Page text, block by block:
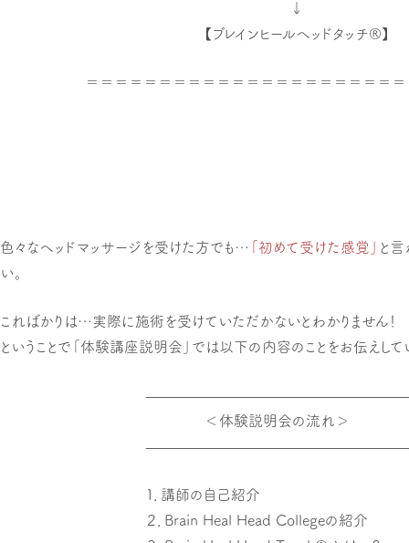
↓
【ブレインヒールヘッドタッチ®】
＝＝＝＝＝＝＝＝＝＝＝＝＝＝＝＝＝＝＝＝＝
色々なヘッドマッサージを受けた方でも… 「初めて受けた感覚」
と言
い。
こればかりは…実際に施術を受けていただかないとわかりません！
ということで「体験講座説明会」では以下の内容のことをお伝えして
＜体験説明会の流れ＞
１．講師の自己紹介
２．Brain Heal Head Collegeの紹介